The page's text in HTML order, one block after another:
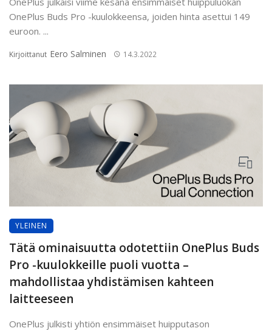
OnePlus Buds Pro -kuulokkeensa, joiden hinta asettui 149
euroon. ...
Kirjoittanut Eero Salminen 14.3.2022
YLEINEN
Tätä ominaisuutta odotettiin OnePlus Buds
Pro -kuulokkeille puoli vuotta –
mahdollistaa yhdistämisen kahteen
laitteeseen
OnePlus julkisti yhtiön ensimmäiset huipputason